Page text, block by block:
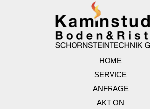
HOME
SERVICE
ANFRAGE
AKTION